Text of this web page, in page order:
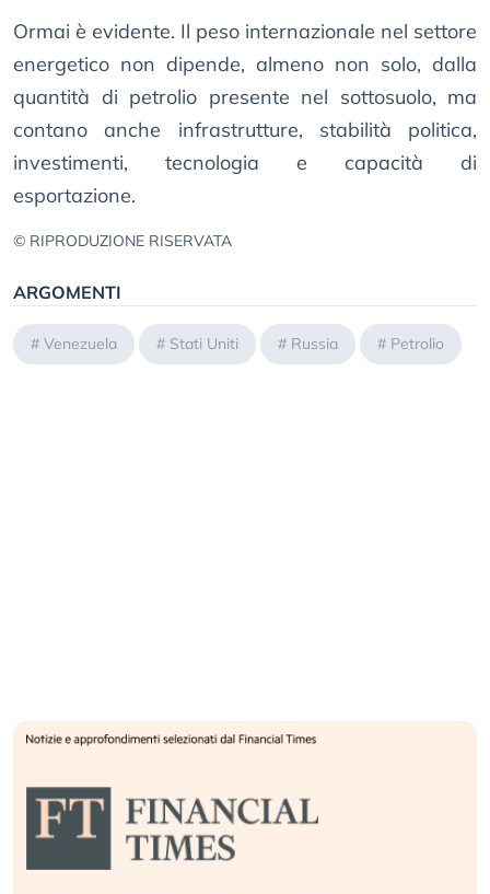
Ormai è evidente. Il peso internazionale nel settore
energetico non dipende, almeno non solo, dalla
quantità di petrolio presente nel sottosuolo, ma
contano anche infrastrutture, stabilità politica,
investimenti, tecnologia e capacità di
esportazione.
© RIPRODUZIONE RISERVATA
ARGOMENTI
# Venezuela # Stati Uniti # Russia # Petrolio